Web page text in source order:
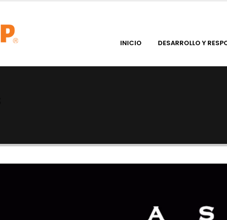
INICIO DESARROLLO Y